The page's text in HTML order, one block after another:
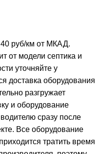
40 руб/км от МКАД.
от модели септика и
уточняйте у
доставка оборудования
разгружает
и оборудование
сразу после
Все оборудование
тратить время